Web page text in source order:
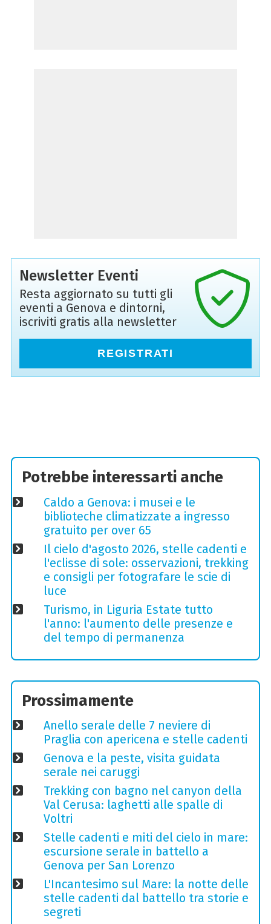
Newsletter Eventi
Resta aggiornato su tutti gli
eventi a Genova e dintorni,
iscriviti gratis alla newsletter
REGISTRATI
Potrebbe interessarti anche
Caldo a Genova: i musei e le
biblioteche climatizzate a ingresso
gratuito per over 65
Il cielo d'agosto 2026, stelle cadenti e
l'eclisse di sole: osservazioni, trekking
e consigli per fotografare le scie di
luce
Turismo, in Liguria Estate tutto
l'anno: l'aumento delle presenze e
del tempo di permanenza
Prossimamente
Anello serale delle 7 neviere di
Praglia con apericena e stelle cadenti
Genova e la peste, visita guidata
serale nei caruggi
Trekking con bagno nel canyon della
Val Cerusa: laghetti alle spalle di
Voltri
Stelle cadenti e miti del cielo in mare:
escursione serale in battello a
Genova per San Lorenzo
L'Incantesimo sul Mare: la notte delle
stelle cadenti dal battello tra storie e
segreti